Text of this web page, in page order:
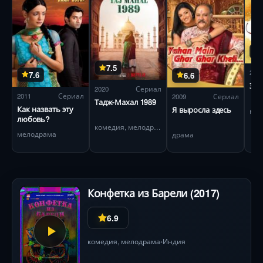
7.6
2011 Сериал
Как назвать эту
любовь?
мелодрама
7.5
2020 Сериал
Тадж-Махал 1989
комедия, мелодрама
6.6
2009 Сериал
Я выросла здесь
драма
2013
Конфетка из Барели (2017)
6.9
комедия, мелодрама•Индия